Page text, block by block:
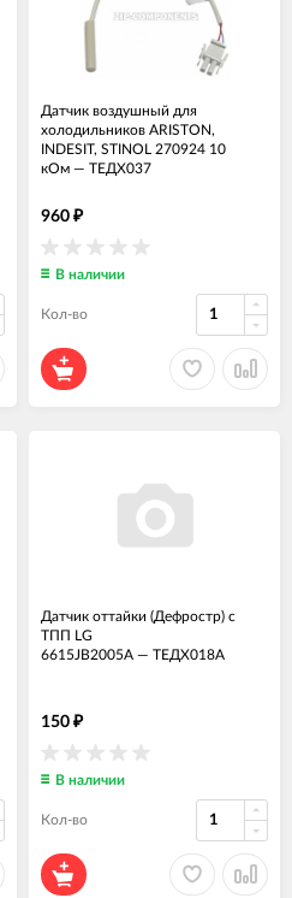
Датчик воздушный для
холодильников ARISTON,
INDESIT, STINOL 270924 10
кОм — ТЕДХ037
960 ₽
В наличии
Кол-во
Датчик оттайки (Дефростр) с
ТПП LG
6615JB2005A — ТЕДХ018А
150 ₽
В наличии
Кол-во